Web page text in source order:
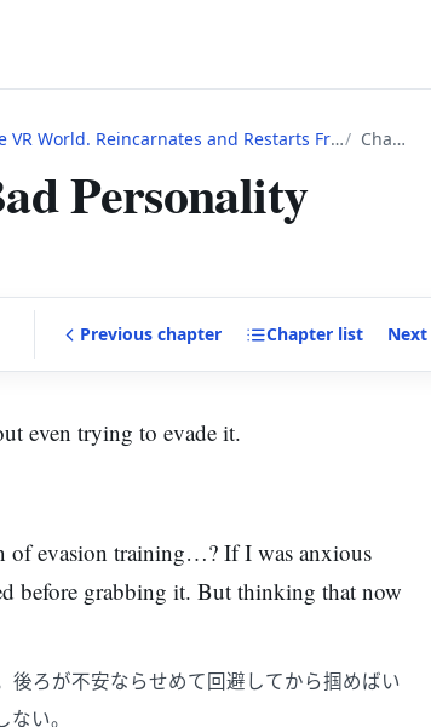
and Restarts From Level 1 as Classless~ Chapter
Personality
Previous chapter Chapter list Next
even trying to evade it.
of evasion training…? If I was anxious
before grabbing it. But thinking that now
ろが不安ならせめて回避してから掴めばい
い。